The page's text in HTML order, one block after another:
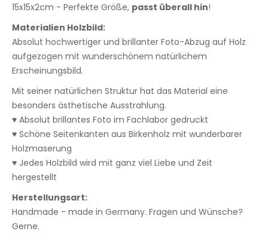
15x15x2cm - Perfekte Größe, passt überall hin!
Materialien Holzbild:
Absolut hochwertiger und brillanter Foto-Abzug auf Holz
aufgezogen mit wunderschönem natürlichem
Erscheinungsbild.
Mit seiner natürlichen Struktur hat das Material eine
besonders ästhetische Ausstrahlung.
♥ Absolut brillantes Foto im Fachlabor gedruckt
♥ Schöne Seitenkanten aus Birkenholz mit wunderbarer
Holzmaserung
♥ Jedes Holzbild wird mit ganz viel Liebe und Zeit
hergestellt
Herstellungsart:
Handmade - made in Germany. Fragen und Wünsche?
Gerne.